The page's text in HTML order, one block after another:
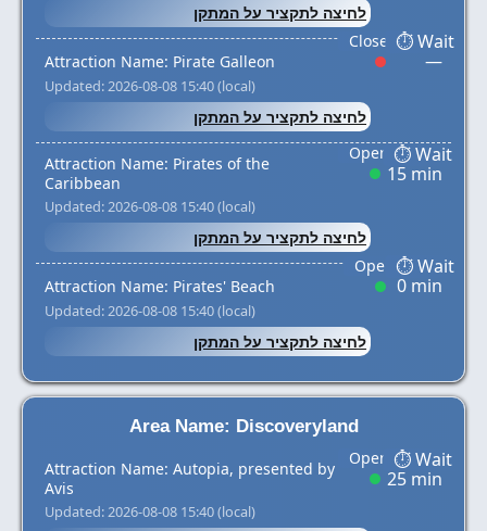
לחיצה לתקציר על המתקן
Attraction Name: Pirate Galleon —
Updated: 2026-08-08 15:40 (local)
לחיצה לתקציר על המתקן
Attraction Name: Pirates of the
Caribbean
15 min
Updated: 2026-08-08 15:40 (local)
לחיצה לתקציר על המתקן
Attraction Name: Pirates' Beach 0 min
Updated: 2026-08-08 15:40 (local)
לחיצה לתקציר על המתקן
Area Name: Discoveryland
Attraction Name: Autopia, presented by
Avis
25 min
Updated: 2026-08-08 15:40 (local)